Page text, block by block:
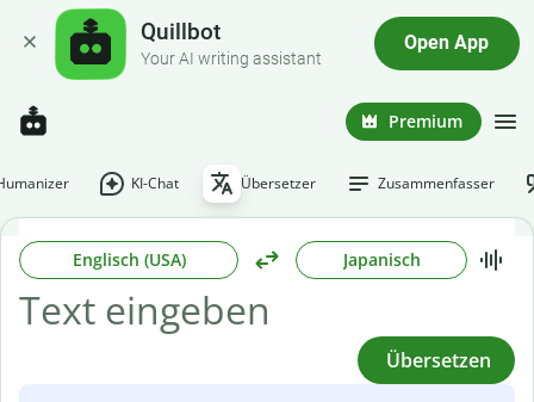
Quillbot
Your AI writing assistant
Open App
Premium
KI-Chat Übersetzer Zusammenfasser
Englisch (USA) Japanisch
Übersetzen